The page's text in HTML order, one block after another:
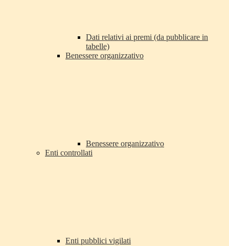
Dati relativi ai premi (da pubblicare in
tabelle)
Benessere organizzativo
Benessere organizzativo
Enti controllati
Enti pubblici vigilati